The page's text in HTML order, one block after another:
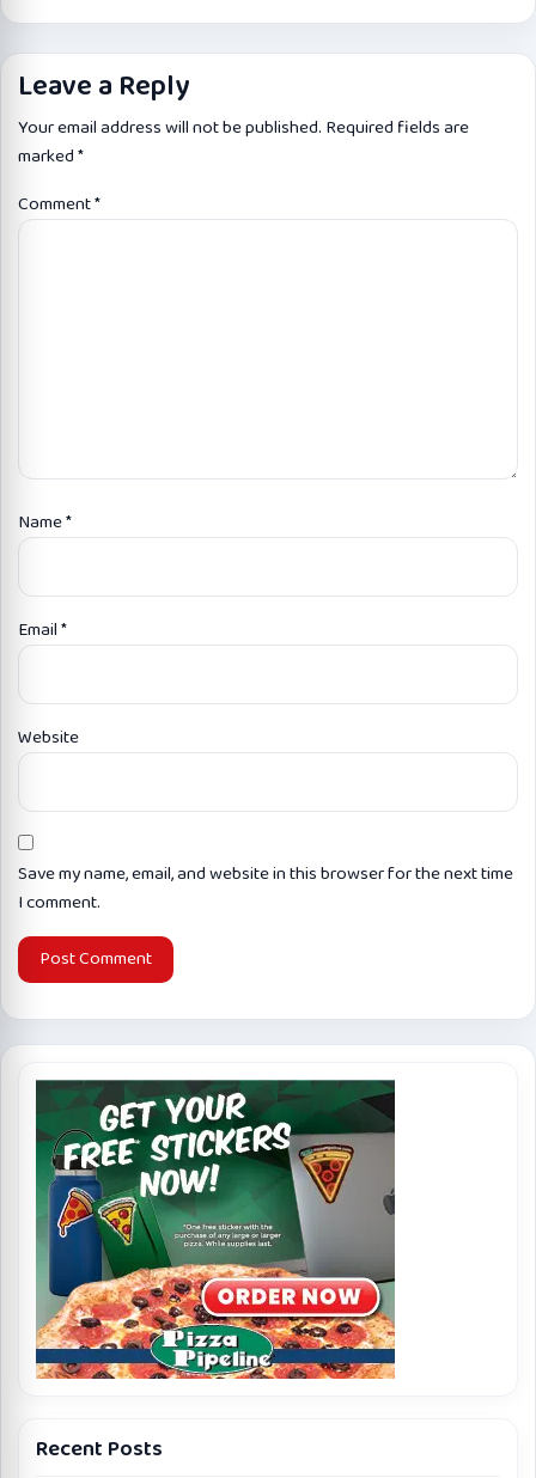
Leave a Reply
Your email address will not be published. Required fields are
marked*
Comment*
Name*
Email*
Website
Save my name, email, and website in this browser for the next time
I comment.
Recent Posts